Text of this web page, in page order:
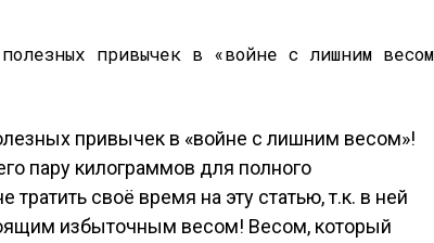
пару килограммов для полного
тратить своё время на эту статью, т.к. в ней
избыточным весом! Весом, который